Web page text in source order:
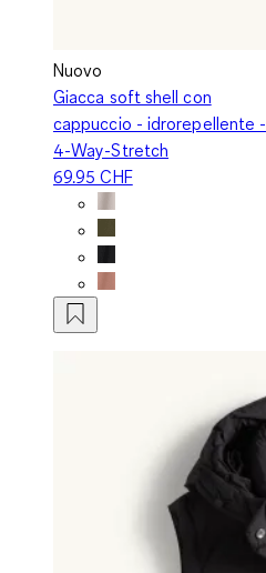
Nuovo
Giacca soft shell con
cappuccio - idrorepellente -
4-Way-Stretch
69.95 CHF